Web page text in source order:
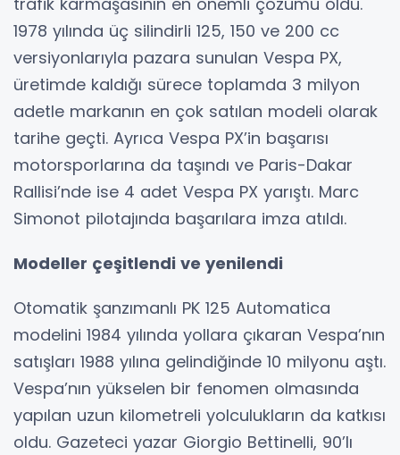
1978 yılında üç silindirli 125, 150 ve 200 cc
versiyonlarıyla pazara sunulan Vespa PX,
üretimde kaldığı sürece toplamda 3 milyon
adetle markanın en çok satılan modeli olarak
tarihe geçti. Ayrıca Vespa PX’in başarısı
motorsporlarına da taşındı ve Paris-Dakar
Rallisi’nde ise 4 adet Vespa PX yarıştı. Marc
Simonot pilotajında başarılara imza atıldı.
Modeller çeşitlendi ve yenilendi
Otomatik şanzımanlı PK 125 Automatica
modelini 1984 yılında yollara çıkaran Vespa’nın
satışları 1988 yılına gelindiğinde 10 milyonu aştı.
Vespa’nın yükselen bir fenomen olmasında
yapılan uzun kilometreli yolculukların da katkısı
oldu. Gazeteci yazar Giorgio Bettinelli, 90’lı